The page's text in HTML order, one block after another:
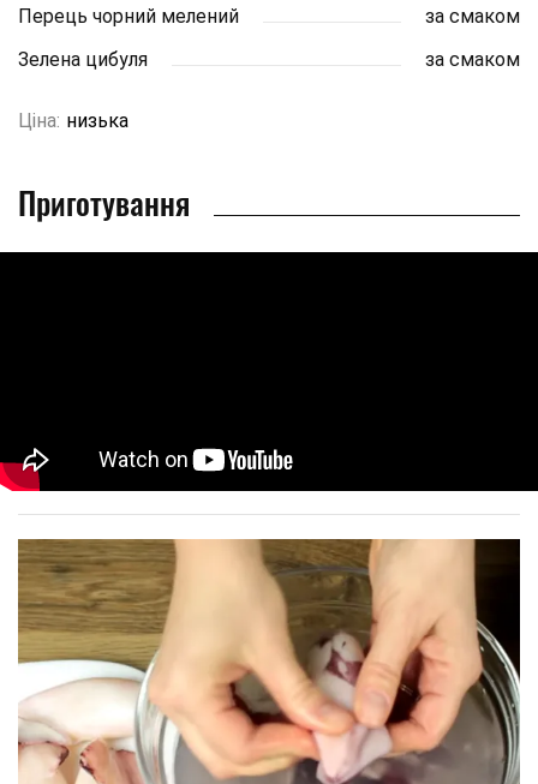
Перець чорний мелений
за смаком
Зелена цибуля
за смаком
Ціна: низька
Приготування